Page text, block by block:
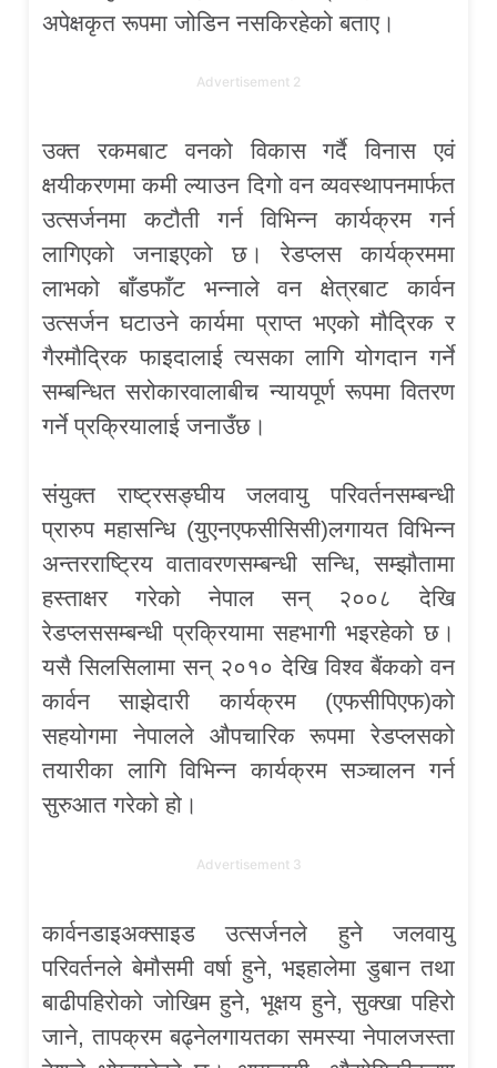
अपेक्षकृत रूपमा जोडिन नसकिरहेको बताए।
Advertisement 2
उक्त रकमबाट वनको विकास गर्दै विनास एवं
क्षयीकरणमा कमी ल्याउन दिगो वन व्यवस्थापनमार्फत
उत्सर्जनमा कटौती गर्न विभिन्न कार्यक्रम गर्न
लागिएको जनाइएको छ। रेडप्लस कार्यक्रममा
लाभको बाँडफाँट भन्नाले वन क्षेत्रबाट कार्वन
उत्सर्जन घटाउने कार्यमा प्राप्त भएको मौद्रिक र
गैरमौद्रिक फाइदालाई त्यसका लागि योगदान गर्ने
सम्बन्धित सरोकारवालाबीच न्यायपूर्ण रूपमा वितरण
गर्ने प्रक्रियालाई जनाउँछ।
संयुक्त राष्ट्रसङ्घीय जलवायु परिवर्तनसम्बन्धी
प्रारुप महासन्धि (युएनएफसीसिसी)लगायत विभिन्न
अन्तरराष्ट्रिय वातावरणसम्बन्धी सन्धि, सम्झौतामा
हस्ताक्षर गरेको नेपाल सन् २००८ देखि
रेडप्लससम्बन्धी प्रक्रियामा सहभागी भइरहेको छ।
यसै सिलसिलामा सन् २०१० देखि विश्व बैंकको वन
कार्वन साझेदारी कार्यक्रम (एफसीपिएफ)को
सहयोगमा नेपालले औपचारिक रूपमा रेडप्लसको
तयारीका लागि विभिन्न कार्यक्रम सञ्चालन गर्न
सुरुआत गरेको हो।
Advertisement 3
कार्वनडाइअक्साइड उत्सर्जनले हुने जलवायु
परिवर्तनले बेमौसमी वर्षा हुने, भइहालेमा डुबान तथा
बाढीपहिरोको जोखिम हुने, भूक्षय हुने, सुक्खा पहिरो
जाने, तापक्रम बढ्नेलगायतका समस्या नेपालजस्ता